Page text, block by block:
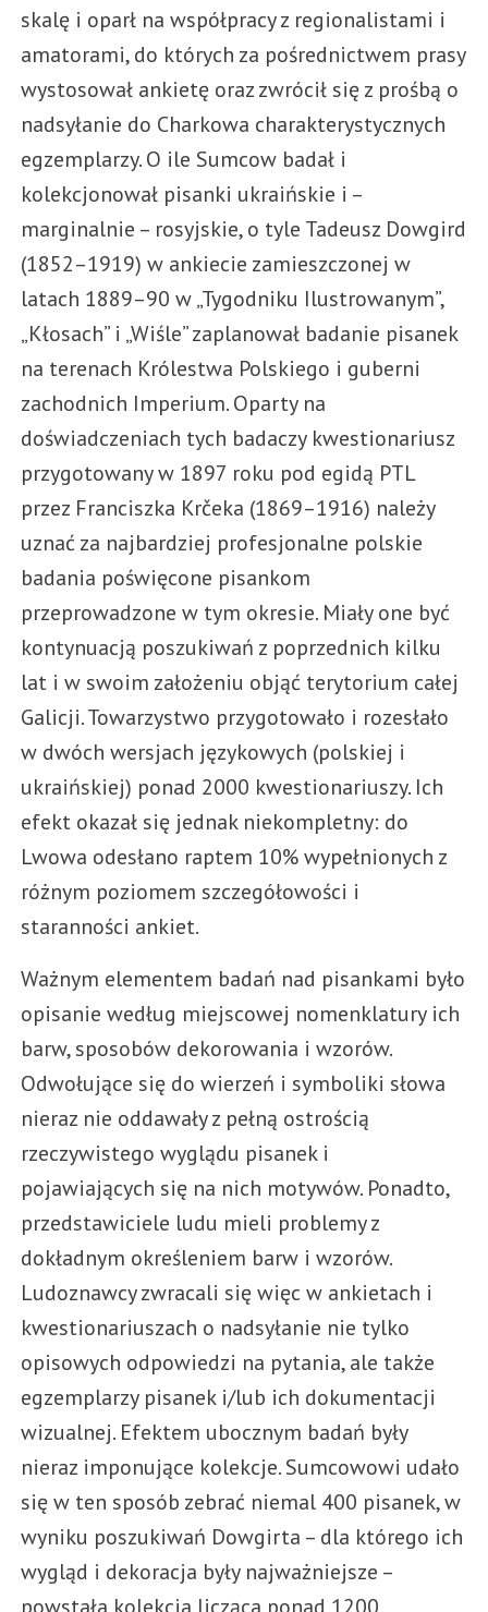
skalę i oparł na współpracy z regionalistami i
amatorami, do których za pośrednictwem prasy
wystosował ankietę oraz zwrócił się z prośbą o
nadsyłanie do Charkowa charakterystycznych
egzemplarzy. O ile Sumcow badał i
kolekcjonował pisanki ukraińskie i –
marginalnie – rosyjskie, o tyle Tadeusz Dowgird
(1852–1919) w ankiecie zamieszczonej w
latach 1889–90 w „Tygodniku Ilustrowanym”,
„Kłosach” i „Wiśle” zaplanował badanie pisanek
na terenach Królestwa Polskiego i guberni
zachodnich Imperium. Oparty na
doświadczeniach tych badaczy kwestionariusz
przygotowany w 1897 roku pod egidą PTL
przez Franciszka Krčeka (1869–1916) należy
uznać za najbardziej profesjonalne polskie
badania poświęcone pisankom
przeprowadzone w tym okresie. Miały one być
kontynuacją poszukiwań z poprzednich kilku
lat i w swoim założeniu objąć terytorium całej
Galicji. Towarzystwo przygotowało i rozesłało
w dwóch wersjach językowych (polskiej i
ukraińskiej) ponad 2000 kwestionariuszy. Ich
efekt okazał się jednak niekompletny: do
Lwowa odesłano raptem 10% wypełnionych z
różnym poziomem szczegółowości i
staranności ankiet.
Ważnym elementem badań nad pisankami było
opisanie według miejscowej nomenklatury ich
barw, sposobów dekorowania i wzorów.
Odwołujące się do wierzeń i symboliki słowa
nieraz nie oddawały z pełną ostrością
rzeczywistego wyglądu pisanek i
pojawiających się na nich motywów. Ponadto,
przedstawiciele ludu mieli problemy z
dokładnym określeniem barw i wzorów.
Ludoznawcy zwracali się więc w ankietach i
kwestionariuszach o nadsyłanie nie tylko
opisowych odpowiedzi na pytania, ale także
egzemplarzy pisanek i/lub ich dokumentacji
wizualnej. Efektem ubocznym badań były
nieraz imponujące kolekcje. Sumcowowi udało
się w ten sposób zebrać niemal 400 pisanek, w
wyniku poszukiwań Dowgirta – dla którego ich
wygląd i dekoracja były najważniejsze –
powstała kolekcja licząca ponad 1200